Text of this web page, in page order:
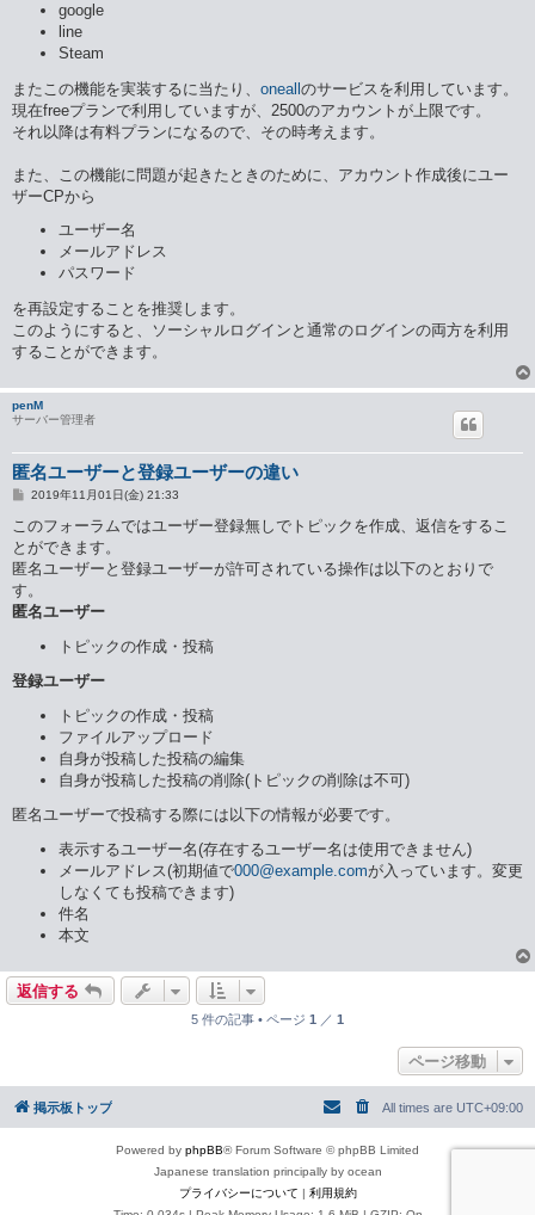
google
line
Steam
またこの機能を実装するに当たり、 oneall のサービスを利用しています。
現在freeプランで利用していますが、2500のアカウントが上限です。
それ以降は有料プランになるので、その時考えます。
また、この機能に問題が起きたときのために、アカウント作成後にユー
ザーCPから
ユーザー名
メールアドレス
パスワード
を再設定することを推奨します。
このようにすると、ソーシャルログインと通常のログインの両方を利用
することができます。
penM
サーバー管理者
匿名ユーザーと登録ユーザーの違い
投
記
事
2019年11月01日(金) 21:33
このフォーラムではユーザー登録無しでトピックを作成、返信をするこ
とができます。
匿名ユーザーと登録ユーザーが許可されている操作は以下のとおりで
す。
匿名ユーザー
トピックの作成・投稿
登録ユーザー
トピックの作成・投稿
ファイルアップロード
自身が投稿した投稿の編集
自身が投稿した投稿の削除(トピックの削除は不可)
匿名ユーザーで投稿する際には以下の情報が必要です。
表示するユーザー名(存在するユーザー名は使用できません)
メールアドレス(初期値で000@example.comが入っています。変更
しなくても投稿できます)
件名
本文
返信する
5 件の記事 • ページ 1 ／ 1
ページ移動
掲示板トップ All times are UTC+09:00
Powered by phpBB® Forum Software © phpBB Limited
Japanese translation principally by ocean
プライバシーについて | 利用規約